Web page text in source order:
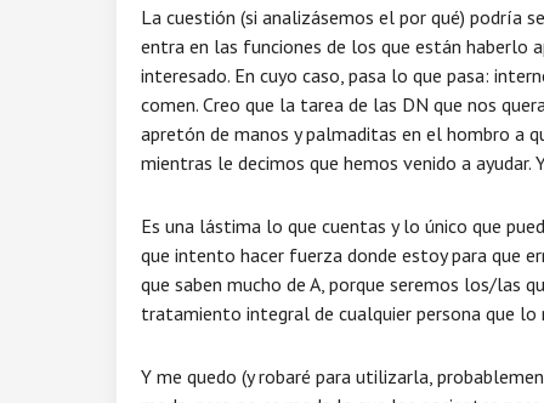
La cuestión (si analizásemos el por qué) podría
entra en las funciones de los que están haberlo
interesado. En cuyo caso, pasa lo que pasa:
comen. Creo que la tarea de las DN que nos
apretón de manos y palmaditas en el hombro a
mientras le decimos que hemos venido a ayudar.
Es una lástima lo que cuentas y lo único que
que intento hacer fuerza donde estoy para que
que saben mucho de A, porque seremos los/las
tratamiento integral de cualquier persona que lo
Y me quedo (y robaré para utilizarla,